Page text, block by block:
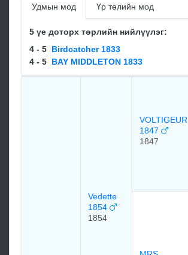
Удмын мод Үр төлийн мод
5 үе доторх төрлийн нийлүүлэг:
4 - 5 Birdcatcher 1833
4 - 5 BAY MIDDLETON 1833
Vedette
1854
1854
VOLTIGEUR
1847
1847